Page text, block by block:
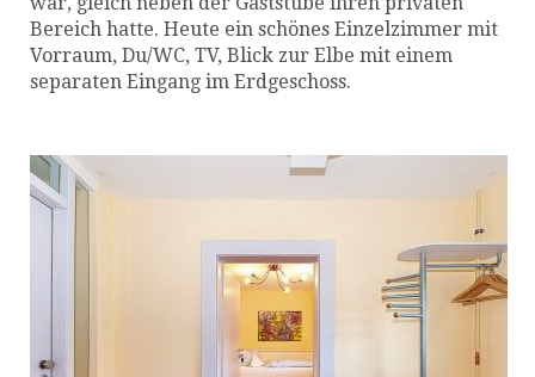
Bereich hatte. Heute ein schönes Einzelzimmer mit
Vorraum, Du/WC, TV, Blick zur Elbe mit einem
separaten Eingang im Erdgeschoss.